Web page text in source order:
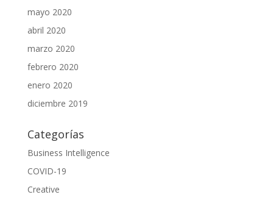
mayo 2020
abril 2020
marzo 2020
febrero 2020
enero 2020
diciembre 2019
Categorías
Business Intelligence
COVID-19
Creative